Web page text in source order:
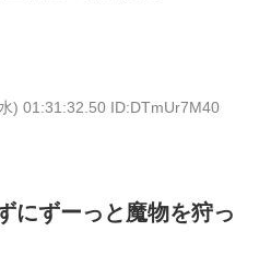
) 01:31:32.50 ID:DTmUr7M40
にずーっと魔物を狩っ